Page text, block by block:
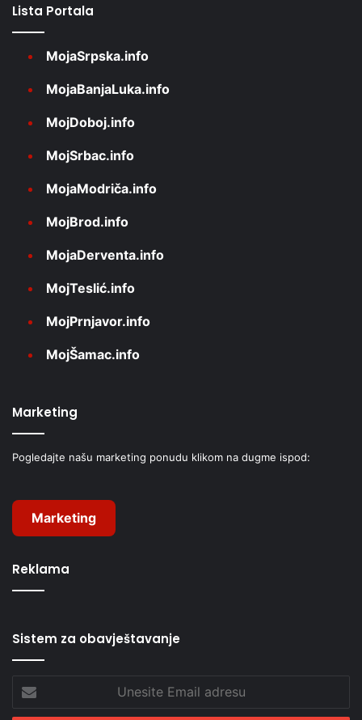
Lista Portala
MojaSrpska.info
MojaBanjaLuka.info
MojDoboj.info
MojSrbac.info
MojaModriča.info
MojBrod.info
MojaDerventa.info
MojTeslić.info
MojPrnjavor.info
MojŠamac.info
Marketing
Pogledajte našu marketing ponudu klikom na dugme ispod:
Marketing
Reklama
Sistem za obavještavanje
Email